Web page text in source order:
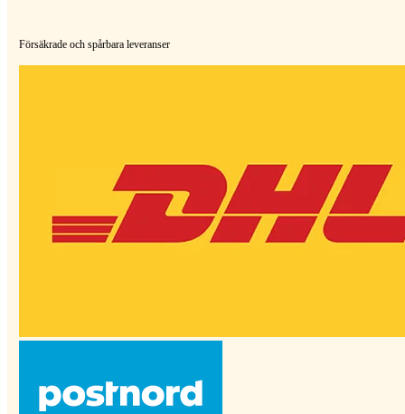
Försäkrade och spårbara leveranser